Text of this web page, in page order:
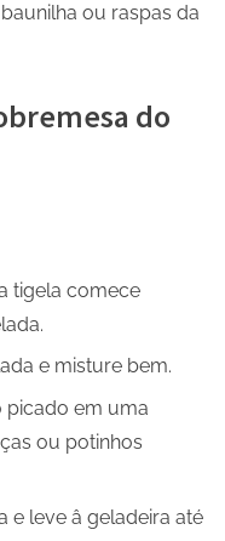
ou raspas da
do
tigela comece
e misture bem.
picado em uma
ou potinhos
e leve â geladeira até